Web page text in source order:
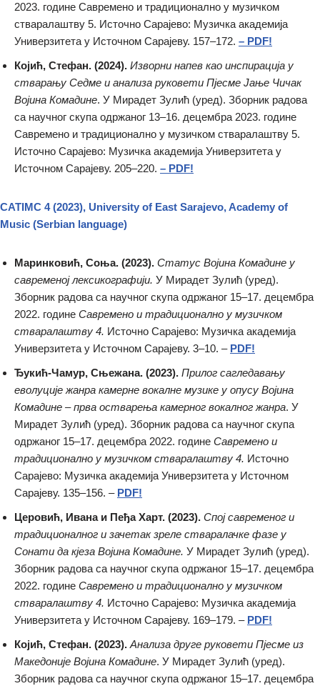
2023. године Савремено и традиционално у музичком
стваралаштву 5. Источно Сарајево: Музичка академија
Универзитета у Источном Сарајеву. 157–172. – PDF!
Којић, Стефан. (2024). Изворни напев као инспирација у
стварању Седме и анализа руковети Пјесме Јање Чичак
Војина Комадине. У Мирадет Зулић (уред). Зборник радова
са научног скупа одржаног 13–16. децембра 2023. године
Савремено и традиционално у музичком стваралаштву 5.
Источно Сарајево: Музичка академија Универзитета у
Источном Сарајеву. 205–220. – PDF!
CATIMC 4 (2023), University of East Sarajevo, Academy of
Мusic (Serbian language)
Маринковић, Соња. (2023). Статус Војина Комадине у
савременој лексикографији. У Мирадет Зулић (уред).
Зборник радова са научног скупа одржаног 15–17. децембра
2022. године Савремено и традиционално у музичком
стваралаштву 4. Источно Сарајево: Музичка академија
Универзитета у Источном Сарајеву. 3–10. – PDF!
Ђукић-Чамур, Сњежана. (2023). Прилог сагледавању
еволуције жанра камерне вокалне музике у опусу Војина
Комадине – прва остварења камерног вокалног жанра. У
Мирадет Зулић (уред). Зборник радова са научног скупа
одржаног 15–17. децембра 2022. године Савремено и
традиционално у музичком стваралаштву 4. Источно
Сарајево: Музичка академија Универзитета у Источном
Сарајеву. 135–156. – PDF!
Церовић, Ивана и Пеђа Харт. (2023). Спој савременог и
традиционалног и зачетак зреле стваралачке фазе у
Сонати да кјеза Војина Комадине. У Мирадет Зулић (уред).
Зборник радова са научног скупа одржаног 15–17. децембра
2022. године Савремено и традиционално у музичком
стваралаштву 4. Источно Сарајево: Музичка академија
Универзитета у Источном Сарајеву. 169–179. – PDF!
Којић, Стефан. (2023). Анализа друге руковети Пјесме из
Македоније Војина Комадине. У Мирадет Зулић (уред).
Зборник радова са научног скупа одржаног 15–17. децембра